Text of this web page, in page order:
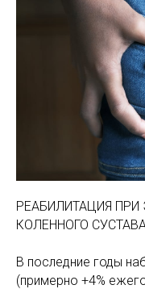
РЕАБИЛИТАЦИЯ
КОЛЕННОГО
В последние годы
(примерно +4%